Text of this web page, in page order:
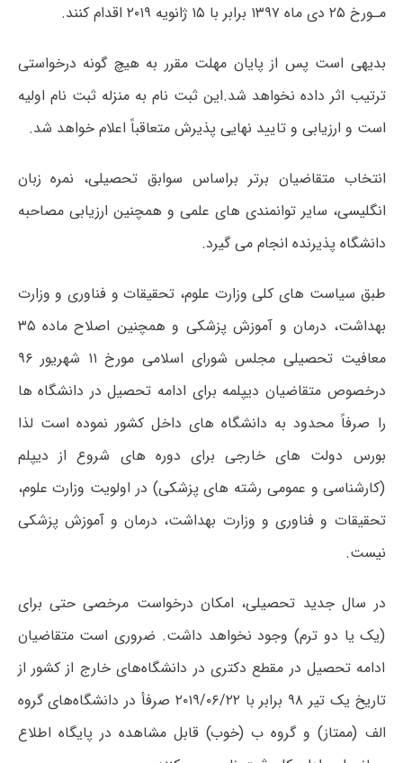
مـورخ ۲۵ دی ماه ۱۳۹۷ برابر با ۱۵ ژانویه ۲۰۱۹ اقدام کنند.
بدیهی است پس از پایان مهلت مقرر به هیچ گونه درخواستی
ترتیب اثر داده نخواهد شد.این ثبت نام به منزله ثبت نام اولیه
است و ارزیابی و تایید نهایی پذیرش متعاقباً اعلام خواهد شد.
انتخاب متقاضیان برتر براساس سوابق تحصیلی، نمره زبان
انگلیسی، سایر توانمندی های علمی و همچنین ارزیابی مصاحبه
دانشگاه پذیرنده انجام می گیرد.
طبق سیاست های کلی وزارت علوم، تحقیقات و فناوری و وزارت
بهداشت، درمان و آموزش پزشکی و همچنین اصلاح ماده ۳۵
معافیت تحصیلی مجلس شورای اسلامی مورخ ۱۱ شهریور ۹۶
درخصوص متقاضیان دیپلمه برای ادامه تحصیل در دانشگاه ها
را صرفاً محدود به دانشگاه های داخل کشور نموده است لذا
بورس دولت های خارجی برای دوره های شروع از دیپلم
(کارشناسی و عمومی رشته های پزشکی) در اولویت وزارت علوم،
تحقیقات و فناوری و وزارت بهداشت، درمان و آموزش پزشکی
نیست.
در سال جدید تحصیلی، امکان درخواست مرخصی حتی برای
(یک یا دو ترم) وجود نخواهد داشت. ضروری است متقاضیان
ادامه تحصیل در مقطع دکتری در دانشگاه‌های خارج از کشور از
تاریخ یک تیر ۹۸ برابر با ۲۰۱۹/۰۶/۲۲ صرفأ در دانشگاه‌های گروه
الف (ممتاز) و گروه ب (خوب) قابل مشاهده در پایگاه اطلاع